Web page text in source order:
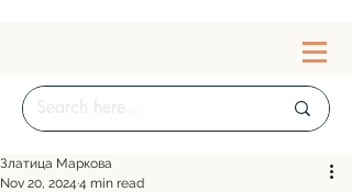
Златица Маркова
Nov 20, 2024 4 min read